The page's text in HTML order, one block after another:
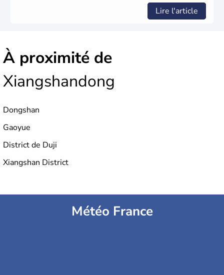
Lire l'article
À proximité de
Xiangshandong
Dongshan
Gaoyue
District de Duji
Xiangshan District
Météo France